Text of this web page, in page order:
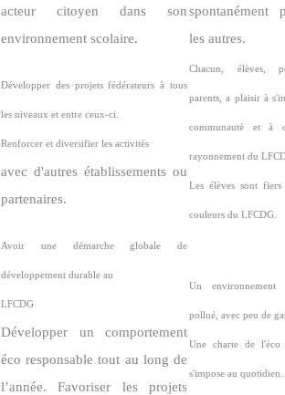
acteur citoyen dans son
environnement scolaire.
spontanément
les autres.
Développer des projets fédérateurs à tous
les niveaux et entre ceux-ci.
Renforcer et diversifier les activités
avec d'autres établissements ou
partenaires.
Chacun, élèves,
parents, a plaisir à
communauté et à
rayonnement du
Les élèves sont
couleurs du LFCDG.
Avoir une démarche globale de
développement durable au
LFCDG
Développer un comportement
éco responsable tout au long de
l’année. Favoriser les projets
Un
pollué, avec peu de
Une charte de l'éco
s'impose au quotidien.